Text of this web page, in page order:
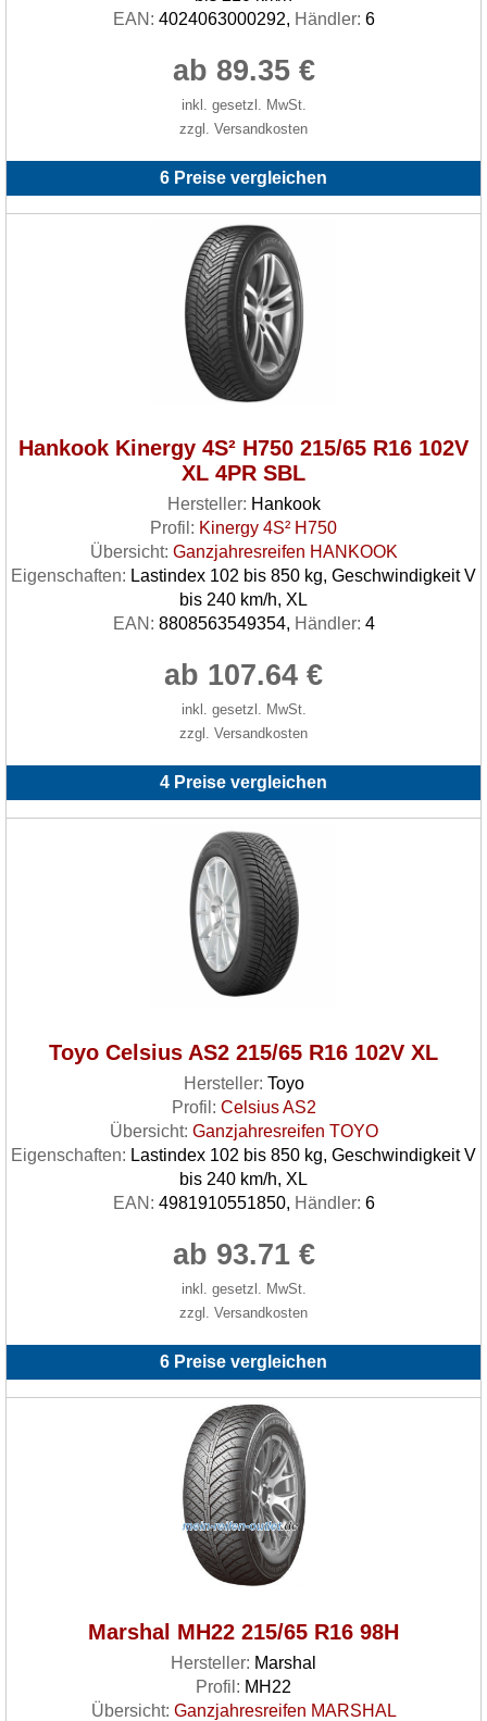
EAN: 4024063000292, Händler: 6
ab 89.35 €
inkl. gesetzl. MwSt.
zzgl. Versandkosten
6 Preise vergleichen
Hankook Kinergy 4S² H750 215/65 R16 102V
XL 4PR SBL
Hersteller: Hankook
Profil: Kinergy 4S² H750
Übersicht: Ganzjahresreifen HANKOOK
Eigenschaften: Lastindex 102 bis 850 kg, Geschwindigkeit V
bis 240 km/h, XL
EAN: 8808563549354, Händler: 4
ab 107.64 €
inkl. gesetzl. MwSt.
zzgl. Versandkosten
4 Preise vergleichen
Toyo Celsius AS2 215/65 R16 102V XL
Hersteller: Toyo
Profil: Celsius AS2
Übersicht: Ganzjahresreifen TOYO
Eigenschaften: Lastindex 102 bis 850 kg, Geschwindigkeit V
bis 240 km/h, XL
EAN: 4981910551850, Händler: 6
ab 93.71 €
inkl. gesetzl. MwSt.
zzgl. Versandkosten
6 Preise vergleichen
Marshal MH22 215/65 R16 98H
Hersteller: Marshal
Profil: MH22
Übersicht: Ganzjahresreifen MARSHAL